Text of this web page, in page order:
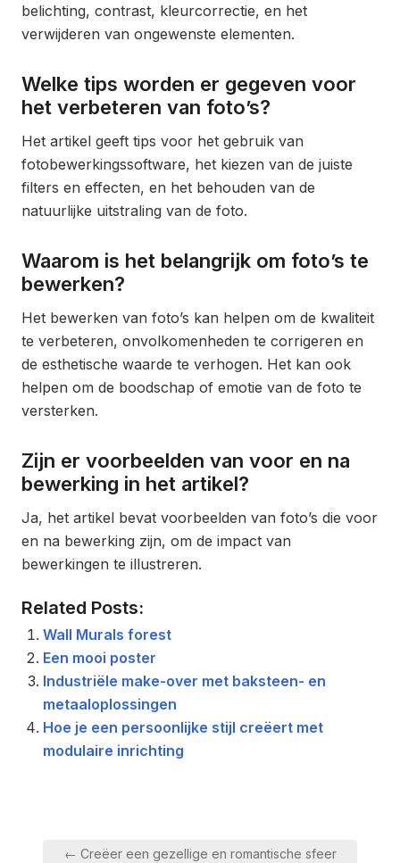
belichting, contrast, kleurcorrectie, en het
verwijderen van ongewenste elementen.
Welke tips worden er gegeven voor
het verbeteren van foto’s?
Het artikel geeft tips voor het gebruik van
fotobewerkingssoftware, het kiezen van de juiste
filters en effecten, en het behouden van de
natuurlijke uitstraling van de foto.
Waarom is het belangrijk om foto’s te
bewerken?
Het bewerken van foto’s kan helpen om de kwaliteit
te verbeteren, onvolkomenheden te corrigeren en
de esthetische waarde te verhogen. Het kan ook
helpen om de boodschap of emotie van de foto te
versterken.
Zijn er voorbeelden van voor en na
bewerking in het artikel?
Ja, het artikel bevat voorbeelden van foto’s die voor
en na bewerking zijn, om de impact van
bewerkingen te illustreren.
Related Posts:
Wall Murals forest
Een mooi poster
Industriële make-over met baksteen- en
metaaloplossingen
Hoe je een persoonlijke stijl creëert met
modulaire inrichting
Berichtnavigatie
← Creëer een gezellige en romantische sfeer